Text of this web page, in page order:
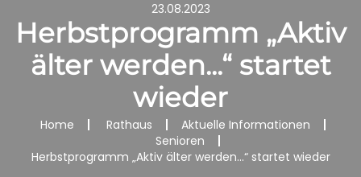
23.08.2023
Herbstprogramm „Aktiv
älter werden...“ startet
wieder
Home Rathaus
Aktuelle Informationen
Senioren
Herbstprogramm „Aktiv älter werden...“ startet wieder